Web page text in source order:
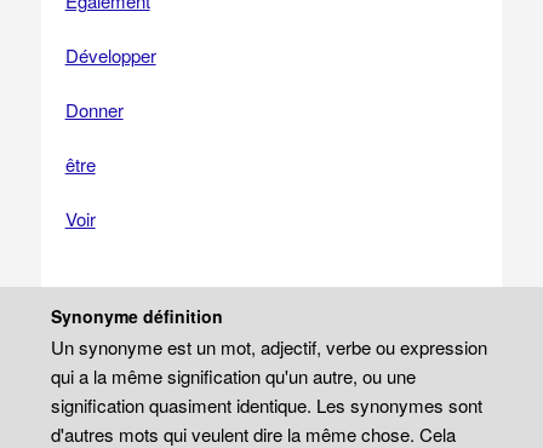
Développer
Donner
être
Voir
Synonyme définition
Un synonyme est un mot, adjectif, verbe ou expression
qui a la même signification qu'un autre, ou une
signification quasiment identique. Les synonymes sont
d'autres mots qui veulent dire la même chose. Cela